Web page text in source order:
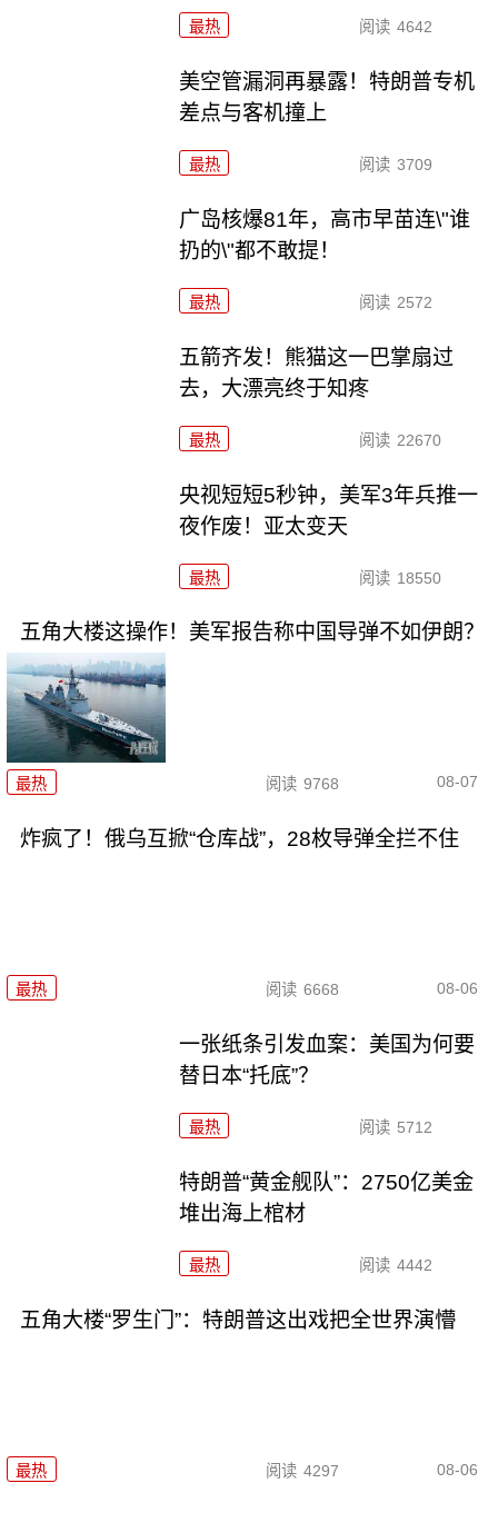
最热 阅读 4642
美空管漏洞再暴露！特朗普专机
差点与客机撞上
最热 阅读 3709
广岛核爆81年，高市早苗连\"谁
扔的\"都不敢提！
最热 阅读 2572
五箭齐发！熊猫这一巴掌扇过
去，大漂亮终于知疼
最热 阅读 22670
央视短短5秒钟，美军3年兵推一
夜作废！亚太变天
最热 阅读 18550
五角大楼这操作！美军报告称中国导弹不如伊朗？
最热 阅读 9768 08-07
炸疯了！俄乌互掀“仓库战”，28枚导弹全拦不住
最热 阅读 6668 08-06
一张纸条引发血案：美国为何要
替日本“托底”？
最热 阅读 5712
特朗普“黄金舰队”：2750亿美金
堆出海上棺材
最热 阅读 4442
五角大楼“罗生门”：特朗普这出戏把全世界演懵
最热 阅读 4297 08-06